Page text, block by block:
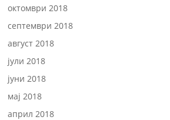
октомври 2018
септември 2018
август 2018
јули 2018
јуни 2018
мај 2018
април 2018